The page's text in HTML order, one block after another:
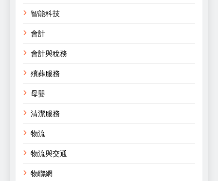
智能科技
會計
會計與稅務
殯葬服務
母嬰
清潔服務
物流
物流與交通
物聯網